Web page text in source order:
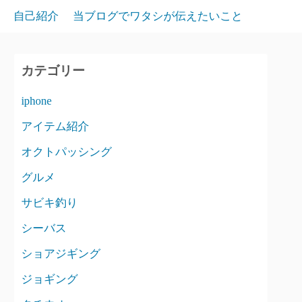
自己紹介 当ブログでワタシが伝えたいこと
カテゴリー
iphone
アイテム紹介
オクトパッシング
グルメ
サビキ釣り
シーバス
ショアジギング
ジョギング